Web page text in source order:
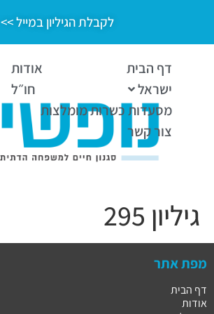
לקבלת הגיליון במייל >>
דף הבית
אודות
ישראל
חו״ל
מסעדות כשרות מומלצות
צור קשר
גיליון 295
מפת אתר
דף הבית
אודות